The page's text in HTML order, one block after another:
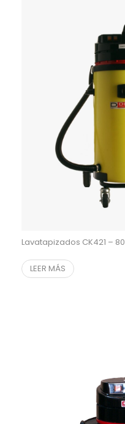
Lavatapizados CK421 – 80
LEER MÁS